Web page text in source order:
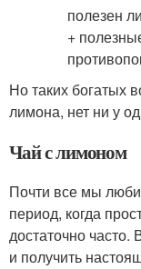
Но таких богатых
лимона, нет ни у
Чай с лимоном
Почти все мы
период, когда
достаточно
и получить